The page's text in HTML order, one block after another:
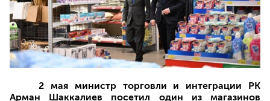
2 мая министр торговли и интеграции РК
Арман Шаккалиев посетил один из магазинов